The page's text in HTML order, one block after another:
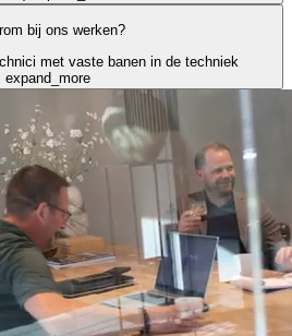
bij ons werken?
met vaste banen in de techniek
expand_more